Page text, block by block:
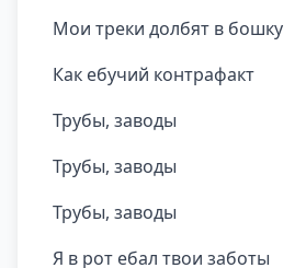
Мои треки долбят в бошку
Как ебучий контрафакт
Трубы, заводы
Трубы, заводы
Трубы, заводы
Я в рот ебал твои заботы